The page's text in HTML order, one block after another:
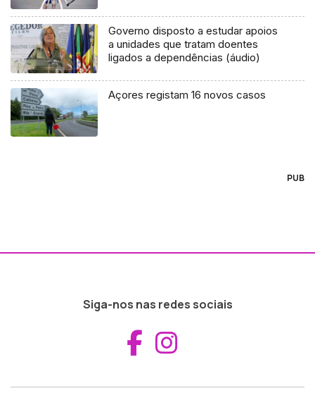
Governo disposto a estudar apoios
a unidades que tratam doentes
ligados a dependências (áudio)
Açores registam 16 novos casos
PUB
Siga-nos nas redes sociais
Aceder ao